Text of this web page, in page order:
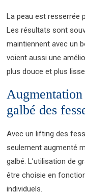
La peau est resserrée
Les résultats sont
maintiennent avec un
voient aussi une
plus douce et plus
galbé des
Avec un lifting des
seulement augmenté
galbé. L’utilisation de
être choisie en
individuels.